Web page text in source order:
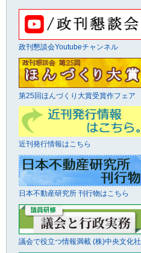
政刊懇談会Youtubeチャンネル
第25回ほんづくり大賞受賞作フェア
近刊発行情報はこちら
日本不動産研究所 刊行物はこちら
議会で役立つ情報満載 (株)中央文化社